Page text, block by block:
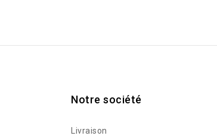
Notre société
Livraison